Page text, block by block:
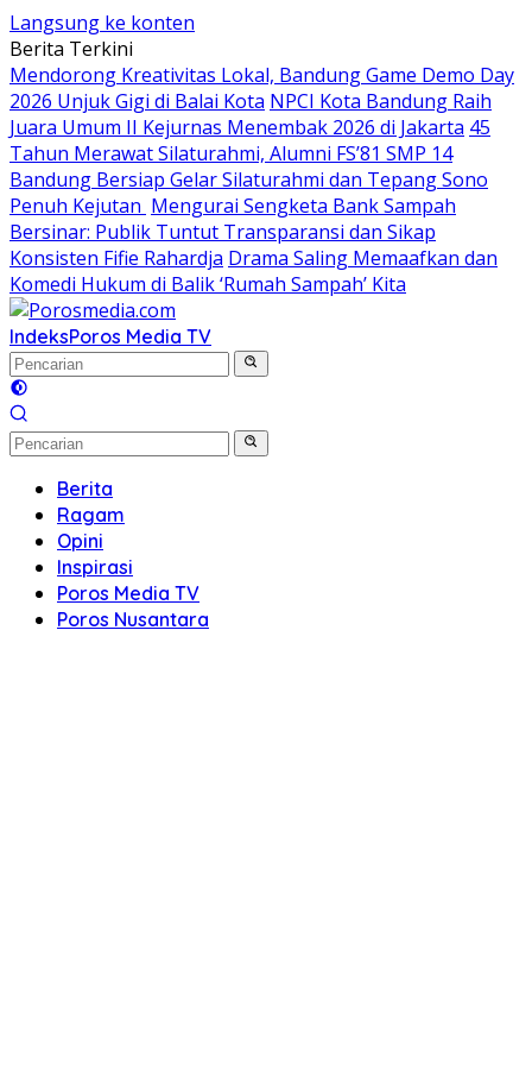
Langsung ke konten
Berita Terkini
Mendorong Kreativitas Lokal, Bandung Game Demo Day
2026 Unjuk Gigi di Balai Kota NPCI Kota Bandung Raih
Juara Umum II Kejurnas Menembak 2026 di Jakarta 45
Tahun Merawat Silaturahmi, Alumni FS’81 SMP 14
Bandung Bersiap Gelar Silaturahmi dan Tepang Sono
Penuh Kejutan Mengurai Sengketa Bank Sampah
Bersinar: Publik Tuntut Transparansi dan Sikap
Konsisten Fifie Rahardja Drama Saling Memaafkan dan
Komedi Hukum di Balik ‘Rumah Sampah’ Kita
IndeksPoros Media TV
Berita
Ragam
Opini
Inspirasi
Poros Media TV
Poros Nusantara